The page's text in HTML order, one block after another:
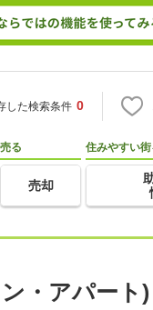
した検索条件 0
売る
売却
住みやすい
・アパート)